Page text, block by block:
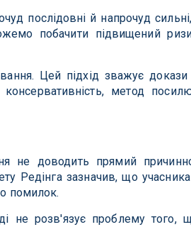
послідовні й напрочуд
побачити підвищений
Цей підхід зважує докази
метод
не доводить прямий
Редінга зазначив, що
помилок.
не розв'язує проблему того,